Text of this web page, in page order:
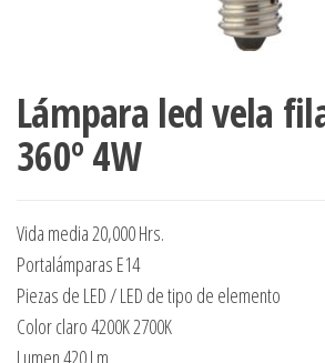
Lámpara led vela
360º 4W
Vida media 20,000 Hrs.
Portalámparas E14
Piezas de LED / LED de tipo de elemento
Color claro 4200K 2700K